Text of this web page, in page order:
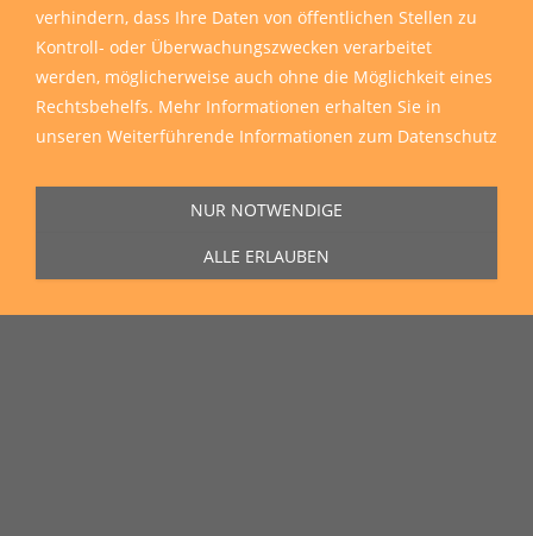
verhindern, dass Ihre Daten von öffentlichen Stellen zu
Kontroll- oder Überwachungszwecken verarbeitet
werden, möglicherweise auch ohne die Möglichkeit eines
Rechtsbehelfs. Mehr Informationen erhalten Sie in
unseren Weiterführende Informationen zum Datenschutz
NUR NOTWENDIGE
ALLE ERLAUBEN